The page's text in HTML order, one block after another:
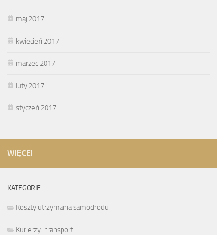
maj 2017
kwiecień 2017
marzec 2017
luty 2017
styczeń 2017
WIĘCEJ
KATEGORIE
Koszty utrzymania samochodu
Kurierzy i transport